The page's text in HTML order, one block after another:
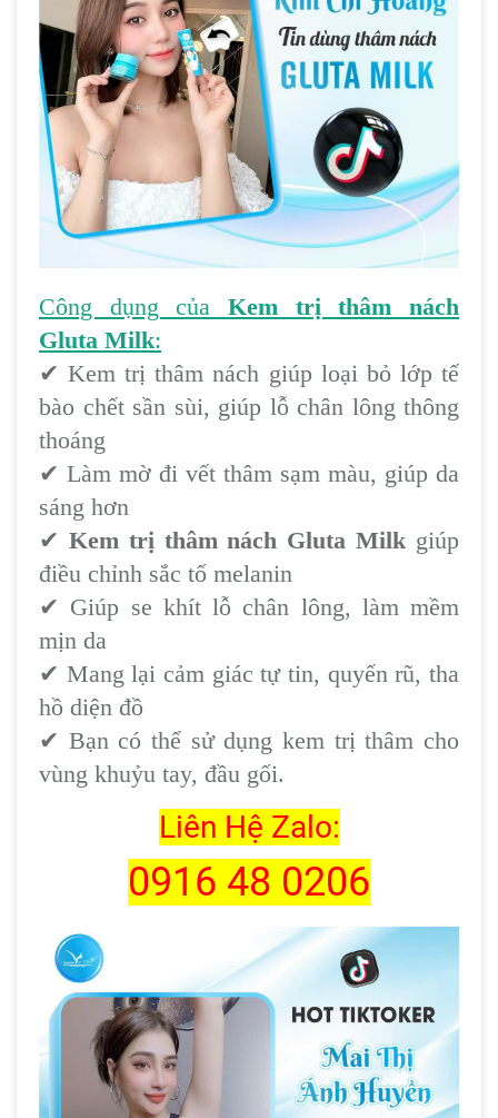
Công dụng của Kem trị thâm nách
Gluta Milk:
✔ Kem trị thâm nách giúp loại bỏ lớp tế
bào chết sần sùi, giúp lỗ chân lông thông
thoáng
✔ Làm mờ đi vết thâm sạm màu, giúp da
sáng hơn
✔ Kem trị thâm nách Gluta Milk giúp
điều chỉnh sắc tố melanin
✔ Giúp se khít lỗ chân lông, làm mềm
mịn da
✔ Mang lại cảm giác tự tin, quyến rũ, tha
hồ diện đồ
✔ Bạn có thể sử dụng kem trị thâm cho
vùng khuỷu tay, đầu gối.
Liên Hệ Zalo:
0916 48 0206